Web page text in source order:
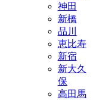
神田
新橋
品川
恵比寿
新宿
新大久
保
高田馬